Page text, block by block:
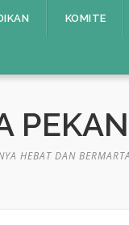
KOMITE
HEBAT DAN